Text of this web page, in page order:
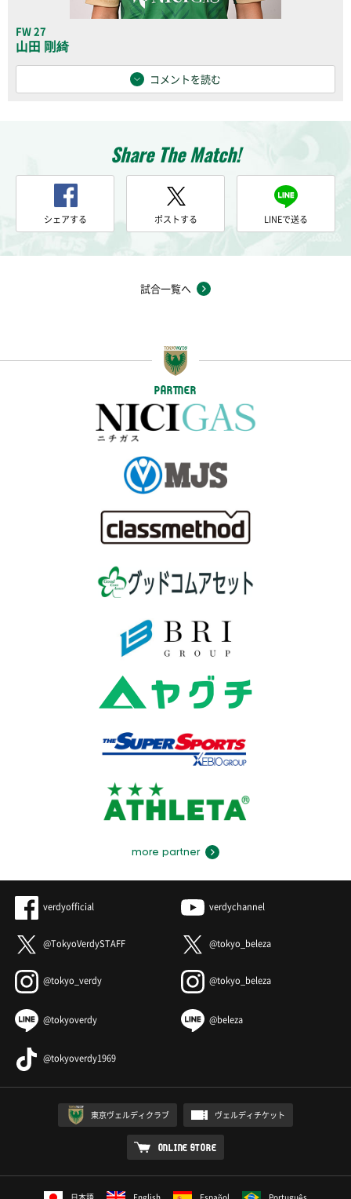
FW 27
山田 剛綺
コメントを読む
Share The Match!
シェアする ポストする LINEで送る
試合一覧へ
PARTNER
more partner
verdyofficial verdychannel
@TokyoVerdySTAFF @tokyo_beleza
@tokyo_verdy @tokyo_beleza
@tokyoverdy @beleza
@tokyoverdy1969
東京ヴェルディクラブ ヴェルディチケット
ONLINE STORE